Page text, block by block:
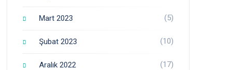
Mart 2023 (5)
Şubat 2023 (10)
Aralık 2022 (17)